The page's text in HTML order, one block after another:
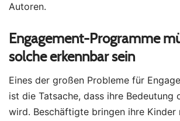
Autoren.
Engagement-Programme
solche erkennbar sein
Eines der großen Probleme für
ist die Tatsache, dass ihre Bedeutung
wird. Beschäftigte bringen ihre Kinder